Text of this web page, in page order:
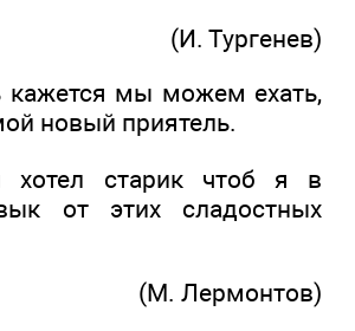
(И. Тургенев)
кажется мы можем ехать,
новый приятель.
хотел старик чтоб я в
от этих сладостных
(М. Лермонтов)